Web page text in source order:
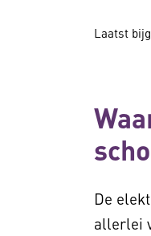
Laatst
De
allerlei